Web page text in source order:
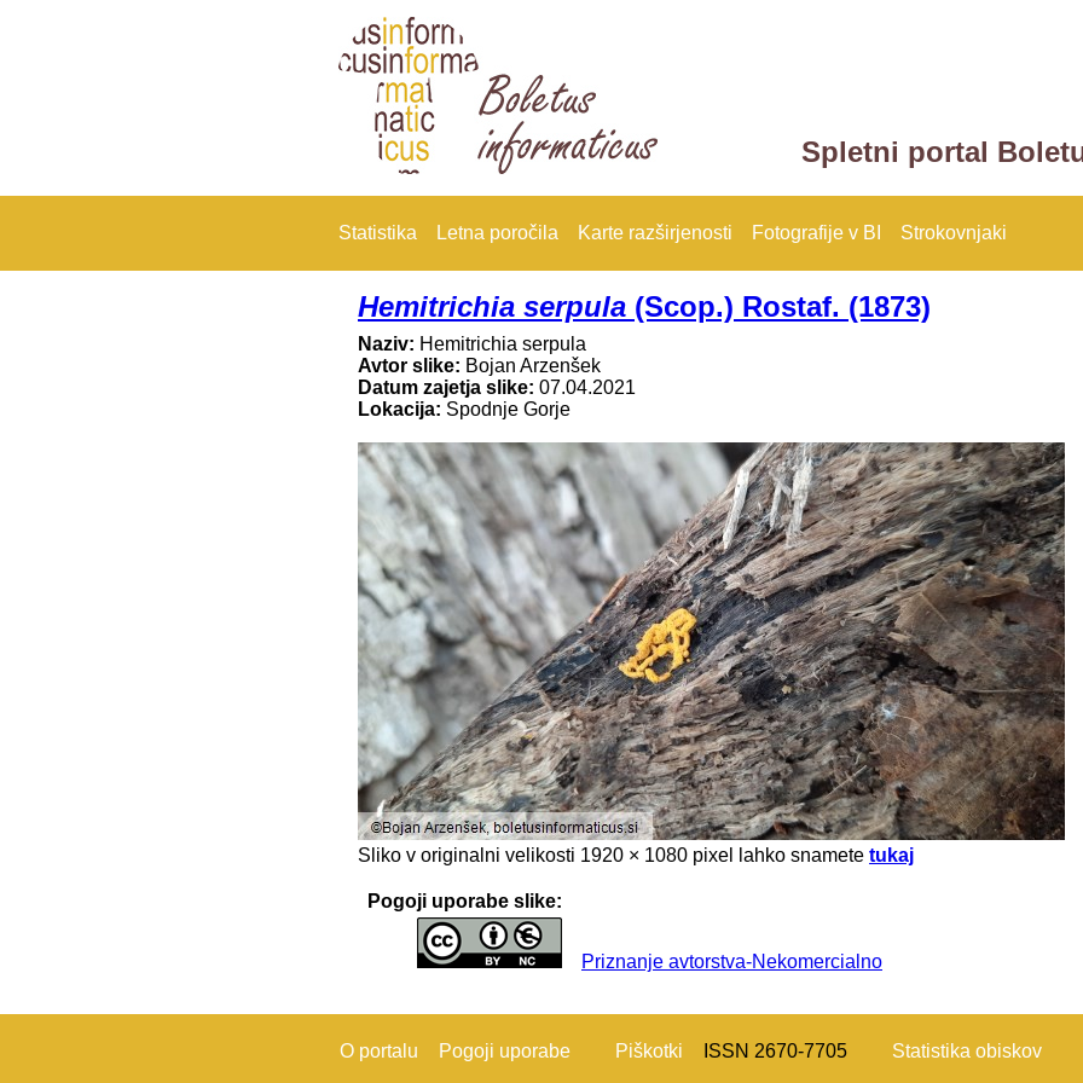
Spletni portal
Statistika Letna poročila Karte razširjenosti Fotografije v BI Strokovnjaki
Hemitrichia serpula (Scop.) Rostaf. (1873)
Naziv: Hemitrichia serpula
Avtor slike: Bojan Arzenšek
Datum zajetja slike: 07.04.2021
Lokacija: Spodnje Gorje
Sliko v originalni velikosti 1920 × 1080 pixel lahko snamete tukaj
Pogoji uporabe slike:
Priznanje avtorstva-Nekomercialno
O portalu Pogoji uporabe Piškotki ISSN 2670-7705 Statistika obiskov